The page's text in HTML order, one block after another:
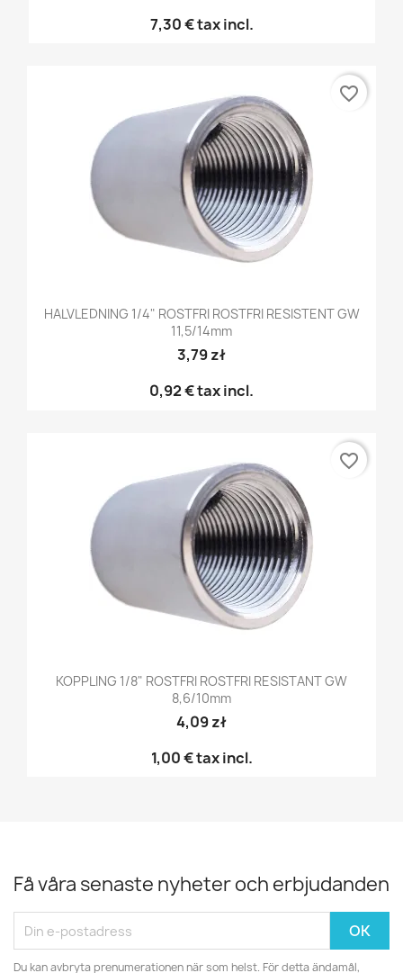
7,30 €tax incl.
HALVLEDNING 1/4" ROSTFRI ROSTFRI RESISTENT GW
11,5/14mm
3,79 zł
0,92 €tax incl.
favorite_border
KOPPLING 1/8" ROSTFRI ROSTFRI RESISTANT GW
8,6/10mm
4,09 zł
1,00 €tax incl.
favorite_border
Få våra senaste nyheter och erbjudanden
Du kan avbryta prenumerationen när som helst. För detta ändamål,